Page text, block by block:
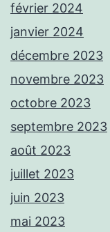
février 2024
janvier 2024
décembre 2023
novembre 2023
octobre 2023
septembre 2023
août 2023
juillet 2023
juin 2023
mai 2023